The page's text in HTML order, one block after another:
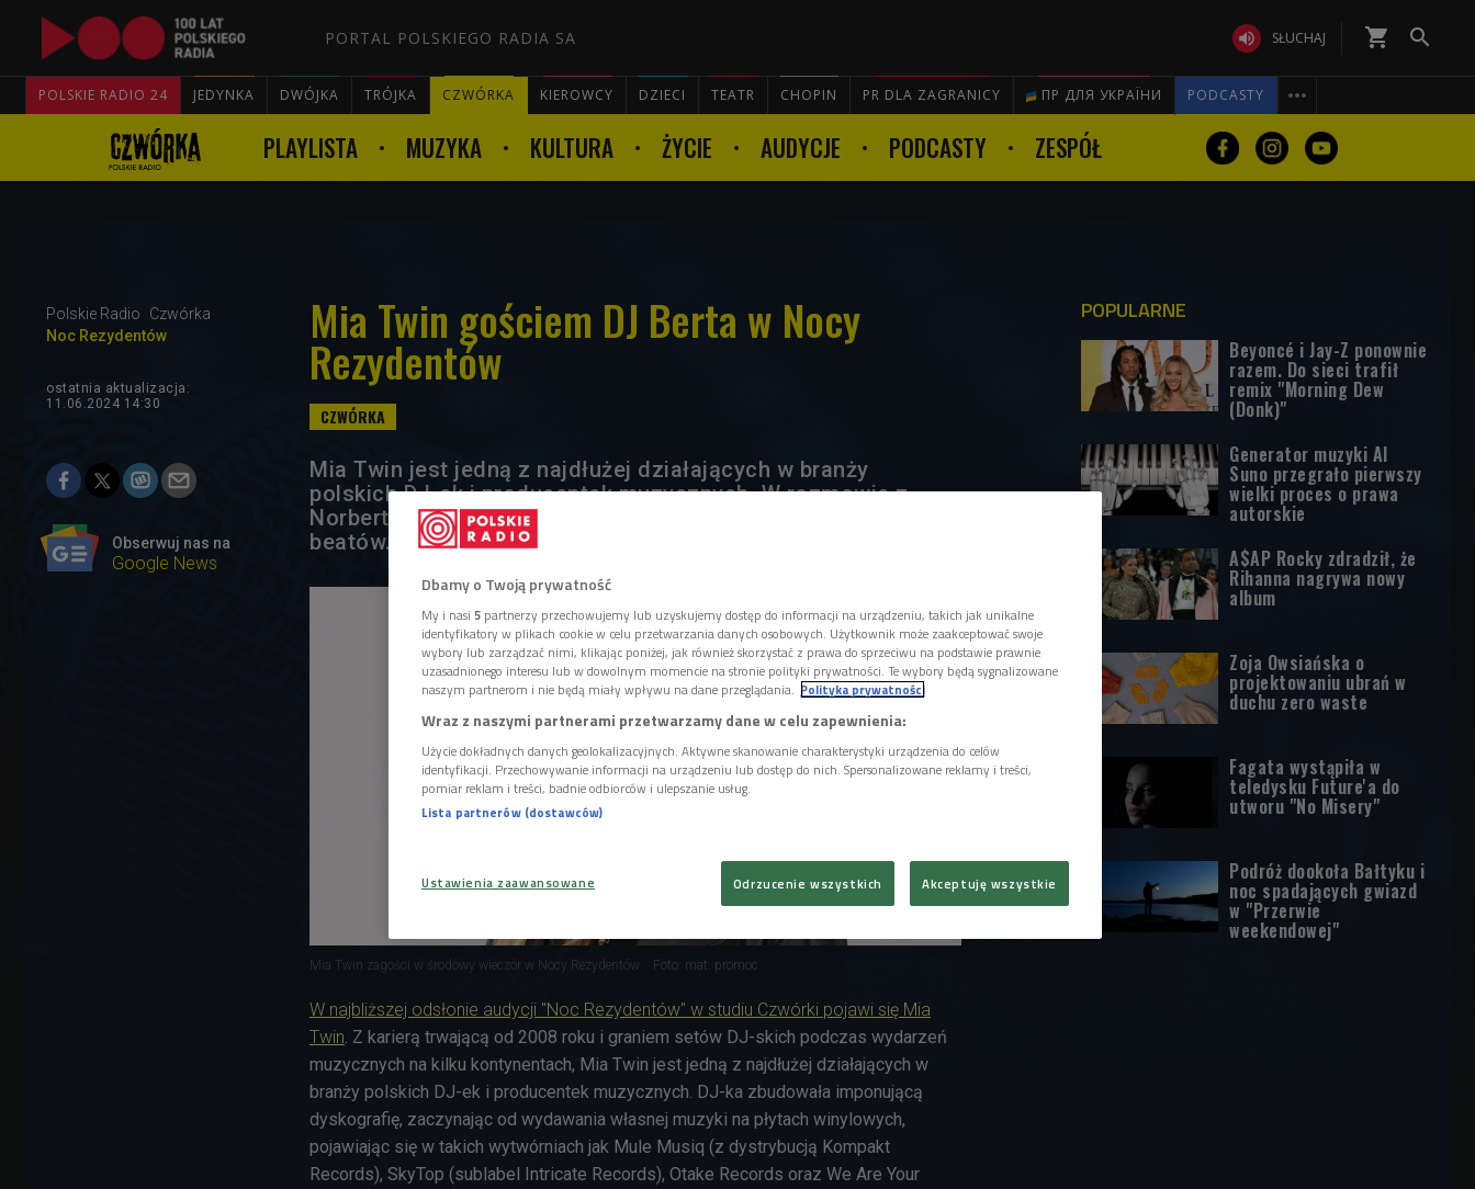
PORTAL POLSKIEGO RADIA SA  SŁUCHAJ shopping_cart 
POLSKIE RADIO 24 JEDYNKA DWÓJKA TRÓJKA CZWÓRKA KIEROWCY DZIECI TEATR CHOPIN PR DLA ZAGRANICY ПР ДЛЯ УКРАЇНИ PODCASTY 

PLAYLISTA MUZYKA KULTURA ŻYCIE AUDYCJE PODCASTY ZESPÓŁ
Polskie Radio
Czwórka
Noc Rezydentów
Mia Twin gościem DJ Berta w Nocy
Rezydentów
ostatnia aktualizacja:
11.06.2024 14:30
Obserwuj nas na
Google News
Mia Twin jest jedną z najdłużej działających w branży
polskich DJ-ek i producentek muzycznych. W rozmowie z
Norbertem Borzymem zabierze nas w świat swych inspiracji i
beatów.
Mia Twin zagości w środowy wieczór w Nocy Rezydentów. Foto: mat. promoc.
W najbliższej odsłonie audycji "Noc Rezydentów" w studiu Czwórki pojawi się Mia
Twin. Z karierą trwającą od 2008 roku i graniem setów DJ-skich podczas wydarzeń
muzycznych na kilku kontynentach, Mia Twin jest jedną z najdłużej działających w
branży polskich DJ-ek i producentek muzycznych. DJ-ka zbudowała imponującą
dyskografię, zaczynając od wydawania własnej muzyki na płytach winylowych,
pojawiając się w takich wytwórniach jak Mule Musiq (z dystrybucją Kompakt
Records), SkyTop (sublabel Intricate Records), Otake Records oraz We Are Your
POPULARNE
Beyoncé i Jay-Z ponownie
razem. Do sieci trafił
remix "Morning Dew
(Donk)"
Generator muzyki AI
Suno przegrało pierwszy
wielki proces o prawa
autorskie
A$AP Rocky zdradził, że
Rihanna nagrywa nowy
album
Zoja Owsiańska o
projektowaniu ubrań w
duchu zero waste
Fagata wystąpiła w
teledysku Future'a do
utworu "No Misery"
Podróż dookoła Bałtyku i
noc spadających gwiazd
w "Przerwie
weekendowej"
Dbamy o Twoją prywatność
My i nasi 5 partnerzy przechowujemy lub uzyskujemy dostęp do informacji na urządzeniu, takich jak unikalne
identyfikatory w plikach cookie w celu przetwarzania danych osobowych. Użytkownik może zaakceptować swoje
wybory lub zarządzać nimi, klikając poniżej, jak również skorzystać z prawa do sprzeciwu na podstawie prawnie
uzasadnionego interesu lub w dowolnym momencie na stronie polityki prywatności. Te wybory będą sygnalizowane
naszym partnerom i nie będą miały wpływu na dane przeglądania. Polityka prywatności
Wraz z naszymi partnerami przetwarzamy dane w celu zapewnienia:
Użycie dokładnych danych geolokalizacyjnych. Aktywne skanowanie charakterystyki urządzenia do celów
identyfikacji. Przechowywanie informacji na urządzeniu lub dostęp do nich. Spersonalizowane reklamy i treści,
pomiar reklam i treści, badnie odbiorców i ulepszanie usług.
Lista partnerów (dostawców)
Ustawienia zaawansowane Odrzucenie wszystkich Akceptuję wszystkie